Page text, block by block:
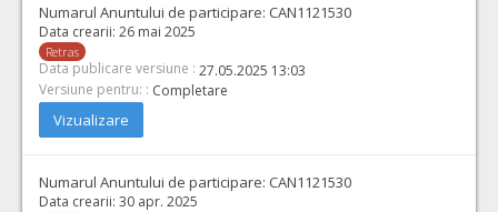
Numarul Anuntului de participare: CAN1121530
Data crearii: 26 mai 2025
Retras
Data publicare versiune : 27.05.2025 13:03
Versiune pentru: : Completare
Vizualizare
Numarul Anuntului de participare: CAN1121530
Data crearii: 30 apr. 2025